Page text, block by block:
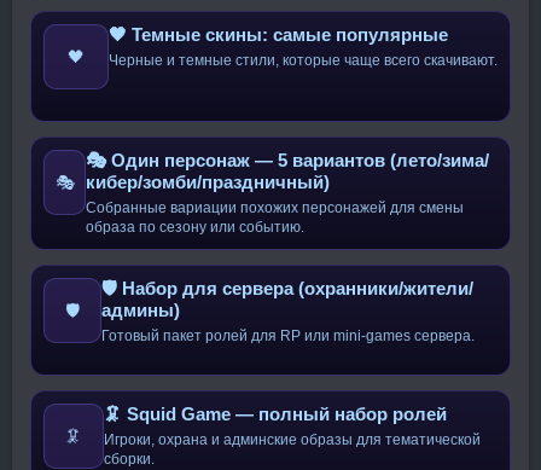
🖤
🖤 Темные скины: самые популярные
Черные и темные стили, которые чаще всего скачивают.
🎭
🎭 Один персонаж — 5 вариантов (лето/зима/
кибер/зомби/праздничный)
Собранные вариации похожих персонажей для смены
образа по сезону или событию.
🛡️
🛡️ Набор для сервера (охранники/жители/
админы)
Готовый пакет ролей для RP или mini-games сервера.
🦑
🦑 Squid Game — полный набор ролей
Игроки, охрана и админские образы для тематической
сборки.